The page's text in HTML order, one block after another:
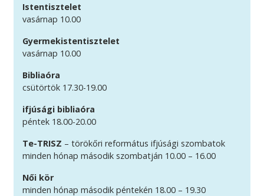
Istentisztelet
vasárnap 10.00
Gyermekistentisztelet
vasárnap 10.00
Bibliaóra
csütörtök 17.30-19.00
ifjúsági bibliaóra
péntek 18.00-20.00
Te-TRISZ – törökőri református ifjúsági szombatok
minden hónap második szombatján 10.00 – 16.00
Női kör
minden hónap második péntekén 18.00 – 19.30